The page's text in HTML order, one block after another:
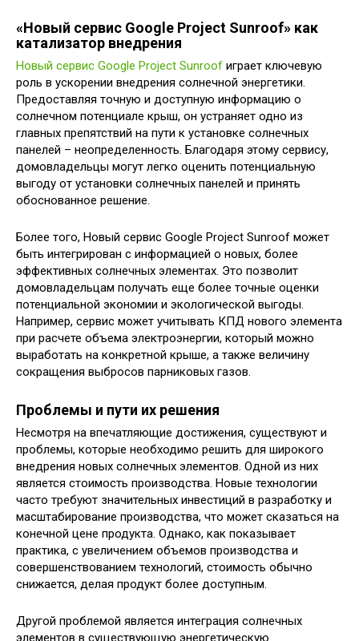
«Новый сервис Google Project Sunroof» как
катализатор внедрения
Новый сервис Google Project Sunroof играет ключевую
роль в ускорении внедрения солнечной энергетики.
Предоставляя точную и доступную информацию о
солнечном потенциале крыш, он устраняет одно из
главных препятствий на пути к установке солнечных
панелей – неопределенность. Благодаря этому сервису,
домовладельцы могут легко оценить потенциальную
выгоду от установки солнечных панелей и принять
обоснованное решение.
Более того, Новый сервис Google Project Sunroof может
быть интегрирован с информацией о новых, более
эффективных солнечных элементах. Это позволит
домовладельцам получать еще более точные оценки
потенциальной экономии и экологической выгоды.
Например, сервис может учитывать КПД нового элемента
при расчете объема электроэнергии, который можно
выработать на конкретной крыше, а также величину
сокращения выбросов парниковых газов.
Проблемы и пути их решения
Несмотря на впечатляющие достижения, существуют и
проблемы, которые необходимо решить для широкого
внедрения новых солнечных элементов. Одной из них
является стоимость производства. Новые технологии
часто требуют значительных инвестиций в разработку и
масштабирование производства, что может сказаться на
конечной цене продукта. Однако, как показывает
практика, с увеличением объемов производства и
совершенствованием технологий, стоимость обычно
снижается, делая продукт более доступным.
Другой проблемой является интеграция солнечных
элементов в существующую энергетическую